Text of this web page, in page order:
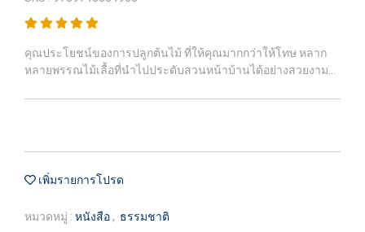
คุณประโยชน์ของการปลูกต้นไม้ ที่ให้คุณมากกว่าให้โทษ หลาก
หลายพรรณไม้เลื้อที่นำไปประดับสวนหน้าบ้านได้อย่างสวยงาม...
เพิ่มรายการโปรด
หมวดหมู่ : หนังสือ , ธรรมชาติ